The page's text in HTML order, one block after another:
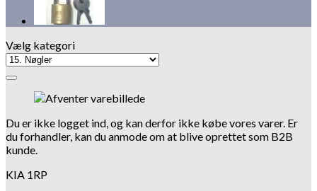
Vælg kategori
Du er ikke logget ind, og kan derfor ikke købe vores varer. Er
du forhandler, kan du anmode om at blive oprettet som B2B
kunde.
KIA 1RP